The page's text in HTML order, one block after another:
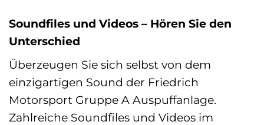
Soundfiles und Videos – Hören Sie den
Unterschied
Überzeugen Sie sich selbst von dem
einzigartigen Sound der Friedrich
Motorsport Gruppe A Auspuffanlage.
Zahlreiche Soundfiles und Videos im